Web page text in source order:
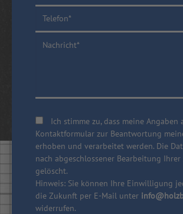
Ich stimme zu, dass meine Angaben
Kontaktformular zur Beantwortung
erhoben und verarbeitet werden. Die
nach abgeschlossener Bearbeitung Ihrer
gelöscht.
Hinweis: Sie können Ihre Einwilligung
die Zukunft per E-Mail unter
widerrufen.